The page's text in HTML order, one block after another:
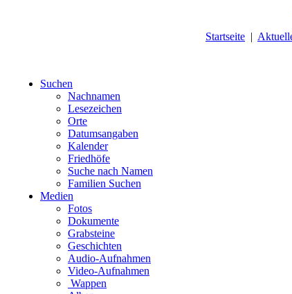
Startseite |
Suchen
Nachnamen
Lesezeichen
Orte
Datumsangaben
Kalender
Friedhöfe
Suche nach Namen
Familien Suchen
Medien
Fotos
Dokumente
Grabsteine
Geschichten
Audio-Aufnahmen
Video-Aufnahmen
Wappen